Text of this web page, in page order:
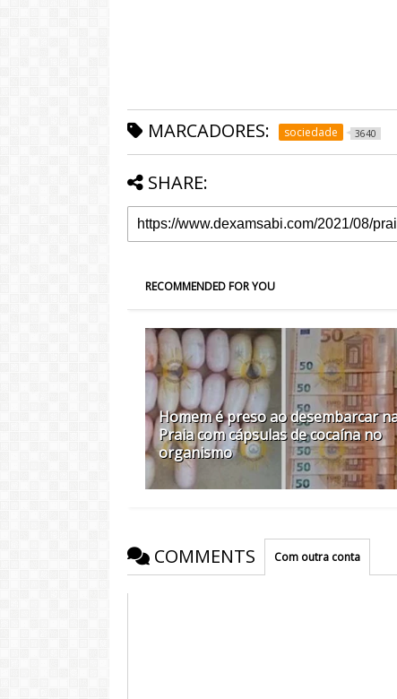
MARCADORES: sociedade 3640
SHARE:
RECOMMENDED FOR YOU
Homem é preso ao desembarcar
Praia com cápsulas de cocaína no
organismo
COMMENTS Com outra conta